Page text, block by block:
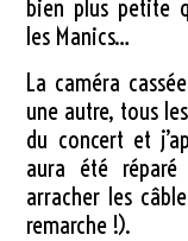
bien plus petite
les Manics…
La caméra
une autre, tous
du concert et
aura été
arracher les
remarche !).